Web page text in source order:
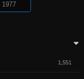
1977
1,551